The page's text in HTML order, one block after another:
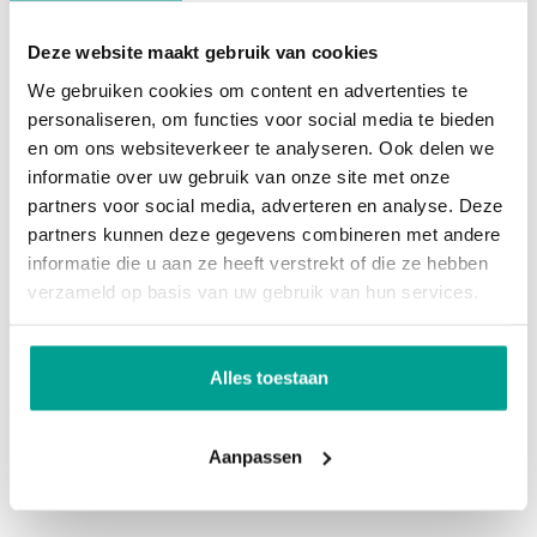
Deze website maakt gebruik van cookies
We gebruiken cookies om content en advertenties te
personaliseren, om functies voor social media te bieden
en om ons websiteverkeer te analyseren. Ook delen we
informatie over uw gebruik van onze site met onze
partners voor social media, adverteren en analyse. Deze
partners kunnen deze gegevens combineren met andere
informatie die u aan ze heeft verstrekt of die ze hebben
verzameld op basis van uw gebruik van hun services.
Alles toestaan
Aanpassen
1e verdieping:
De overloop biedt toegang tot drie slaapkamers.
De hoofdslaapkamer ligt aan de voorzijde, de
andere twee zijn gelegen in het midden en aan de
achterzijde van de woning. De slaapkamer aan de
Ruime, lichte zolderruimte voorzien van
airconditioning, een vaste kast en bergruimte
Overig
Permanente bewoning Ja
Onderhoud buiten Goed
Huidig gebruik Woonruimte
Huidige bestemming
Airconditioning, Dakraam, Zonnepanelen,